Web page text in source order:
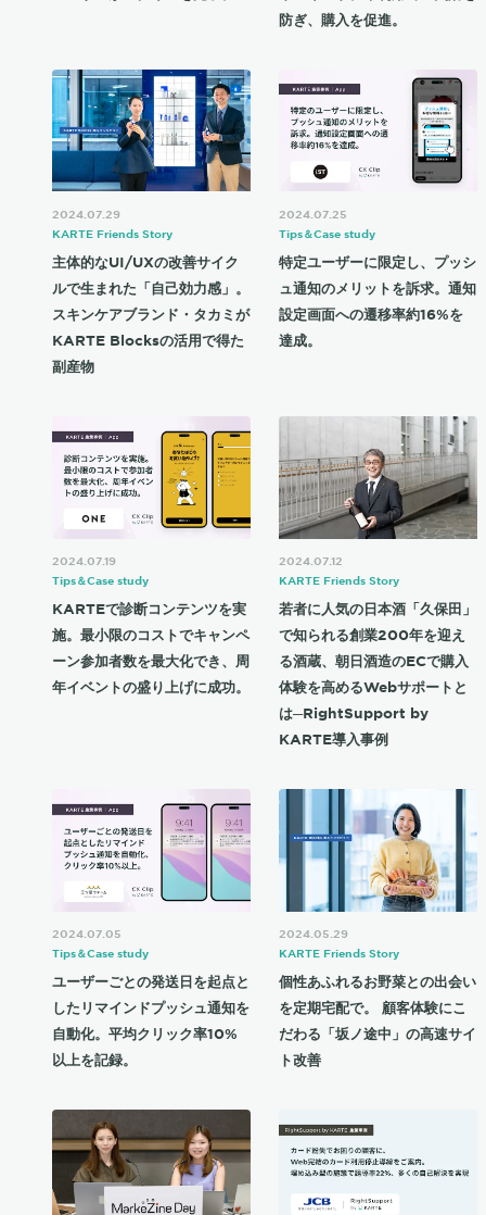
防ぎ、購入を促進。
2024.07.29
KARTE Friends Story
主体的なUI/UXの改善サイク
ルで生まれた「自己効力感」。
スキンケアブランド・タカミが
KARTE Blocksの活用で得た
副産物
2024.07.25
Tips＆Case study
特定ユーザーに限定し、プッシ
ュ通知のメリットを訴求。通知
設定画面への遷移率約16%を
達成。
2024.07.19
Tips＆Case study
KARTEで診断コンテンツを実
施。最小限のコストでキャンペ
ーン参加者数を最大化でき、周
年イベントの盛り上げに成功。
2024.07.12
KARTE Friends Story
若者に人気の日本酒「久保田」
で知られる創業200年を迎え
る酒蔵、朝日酒造のECで購入
体験を高めるWebサポートと
は─RightSupport by
KARTE導入事例
2024.07.05
Tips＆Case study
ユーザーごとの発送日を起点と
したリマインドプッシュ通知を
自動化。平均クリック率10%
以上を記録。
2024.05.29
KARTE Friends Story
個性あふれるお野菜との出会い
を定期宅配で。 顧客体験にこ
だわる「坂ノ途中」の高速サイ
ト改善